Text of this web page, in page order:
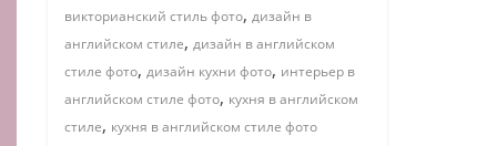
викторианский стиль фото,дизайн в
английском стиле,дизайн в английском
стиле фото,дизайн кухни фото, интерьер в
английском стиле фото, кухня в английском
стиле, кухня в английском стиле фото